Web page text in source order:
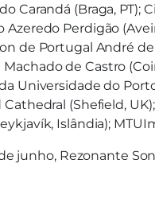
Carandá (Braga, PT);
Azeredo Perdigão
de Portugal André
de Castro
Universidade do
Cathedral (Shefield,
Islândia);
junho, Rezonante